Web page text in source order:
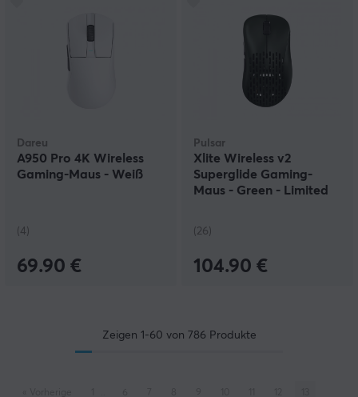
Dareu
A950 Pro 4K Wireless
Gaming-Maus - Weiß
(4)
69.90 €
Pulsar
Xlite Wireless v2
Superglide Gaming-
Maus - Green - Limited
(26)
104.90 €
Zeigen 1-60 von 786 Produkte